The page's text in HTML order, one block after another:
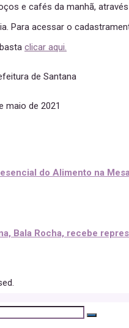
e cafés da manhã,
Para acessar o
clicar aqui.
de Santana
maio de 2021
do Alimento na
Bala Rocha, recebe